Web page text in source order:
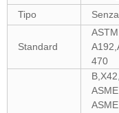
Tipo
Standard
470